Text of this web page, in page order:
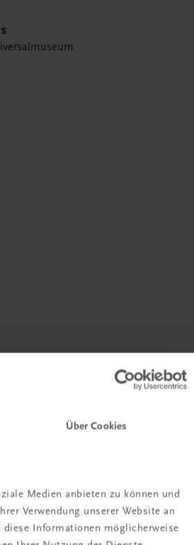
Über Cookies
Medien anbieten zu können und
Verwendung unserer Website an
diese Informationen möglicherweise